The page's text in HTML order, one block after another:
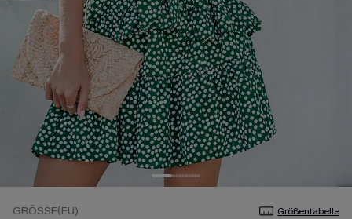
GRÖSSE(EU) Größentabelle